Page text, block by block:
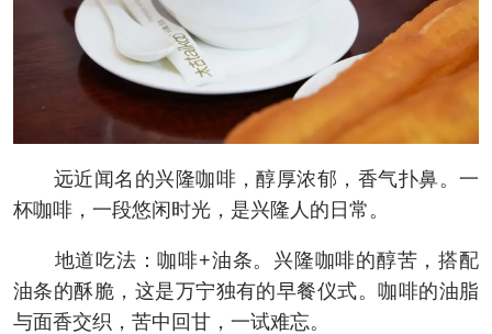
远近闻名的兴隆咖啡，醇厚浓郁，香气扑鼻。一
杯咖啡，一段悠闲时光，是兴隆人的日常。
地道吃法：咖啡+油条。兴隆咖啡的醇苦，搭配
油条的酥脆，这是万宁独有的早餐仪式。咖啡的油脂
与面香交织，苦中回甘，一试难忘。